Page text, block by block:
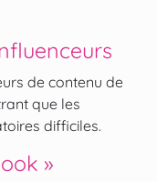
de contenu de
que les
difficiles.
»